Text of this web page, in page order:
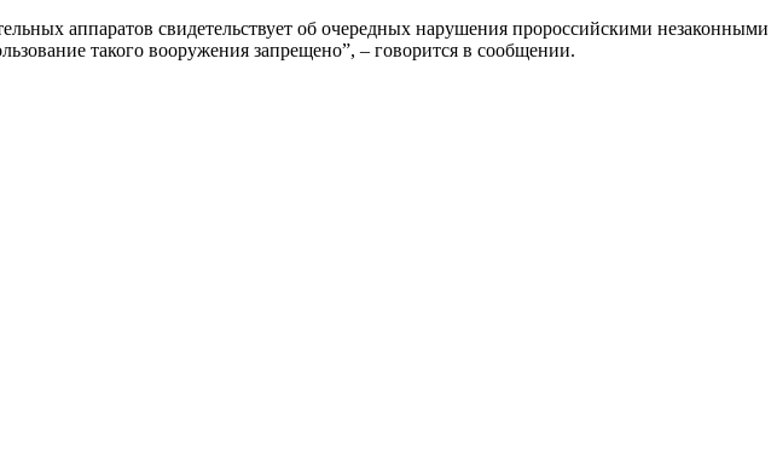
аппаратов свидетельствует об очередных нарушения пророссийскими
такого вооружения запрещено”, – говорится в сообщении.